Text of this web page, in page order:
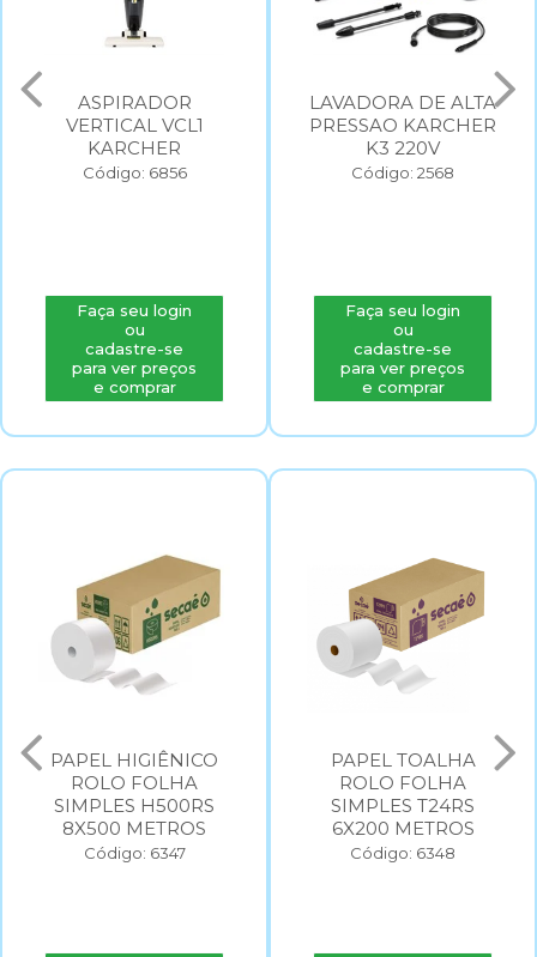
ASPIRADOR
VERTICAL VCL1
KARCHER
Código: 6856
Faça seu login
ou
cadastre-se
para ver preços
e comprar
LAVADORA DE ALTA
PRESSAO KARCHER
K3 220V
Código: 2568
Faça seu login
ou
cadastre-se
para ver preços
e comprar
PAPEL HIGIÊNICO
ROLO FOLHA
SIMPLES H500RS
8X500 METROS
Código: 6347
PAPEL TOALHA
ROLO FOLHA
SIMPLES T24RS
6X200 METROS
Código: 6348